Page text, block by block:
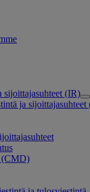
sijoittajasuhteet (IR)
ja sijoittajasuhteet
(CMD)